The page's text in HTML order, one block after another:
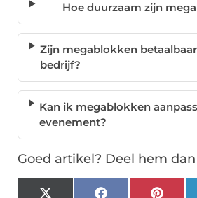
Hoe duurzaam zijn
Zijn megablokken
bedrijf?
Kan ik megablokken
evenement?
Goed artikel? Deel hem